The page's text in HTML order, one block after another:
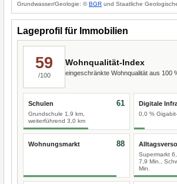
Grundwasser/Geologie: ©BGR und Staatliche
Lageprofil für Immobilien
59
/100
Wohnqualität-Index
eingeschränkte Wohnqualität aus 100
Schulen
Grundschule 1,9 km,
weiterführend 3,0 km
61 Digitale
0,0 %
Wohnungsmarkt 88
Supermarkt
7,9 Min.,
Min.